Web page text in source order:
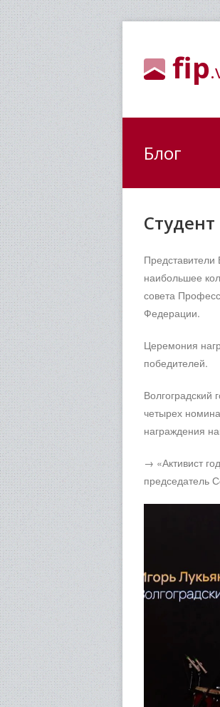
fip
Блог
наибольшее
совета
Федерации.
Церемония
победителей.
Волгоградский
четырех
награждения
→ «Активист
председатель